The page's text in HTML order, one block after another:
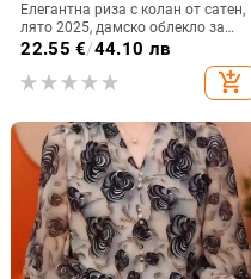
Елегантна риза с колан от сатен,
лято 2025, дамско облекло за
през граница, Aliexpress, Amazon,
ежедневен комфорт, независима
станция
22.55 €/44.10 лв
add_shopping_cart